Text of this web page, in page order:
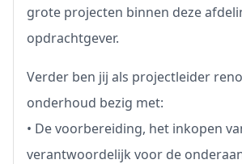
grote projecten binnen deze
opdrachtgever.
Verder ben jij als projectleider
onderhoud bezig met:
• De voorbereiding, het inkopen
verantwoordelijk voor de